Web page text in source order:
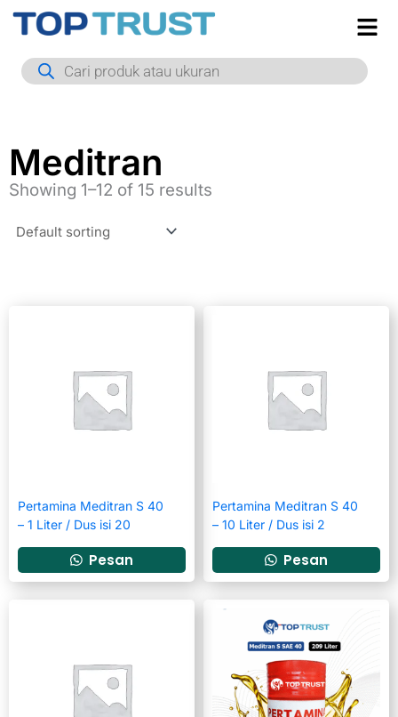
Skip
contentProducts
search
Meditran
Showing 1–12 of 15 results
Pertamina Meditran S 40
– 1 Liter / Dus isi 20
Pesan
Pertamina Meditran S 40
– 10 Liter / Dus isi 2
Pesan